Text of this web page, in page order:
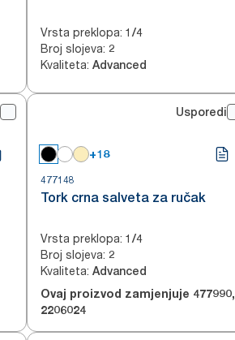
Vrsta preklopa: 1/4
Broj slojeva: 2
Kvaliteta: Advanced
Usporedi
+18
477148
Tork crna salveta za ručak
Vrsta preklopa: 1/4
Broj slojeva: 2
Kvaliteta: Advanced
Ovaj proizvod zamjenjuje 477990,
2206024